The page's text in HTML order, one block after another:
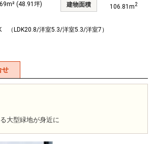
(48.91坪) 建物面積 106.81m2
（LDK20.8/洋室5.3/洋室5.3/洋室7）
せ
大型緑地が身近に